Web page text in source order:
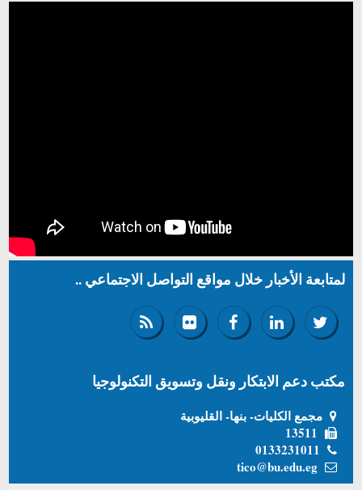
لمتابعة الأخبار خلال مواقع التواصل الاجتماعي ..
مكتب دعم الابتكار ونقل وتسويق التكنولوجيا
مجمع الكليات- بنها- القليوبية
tico@bu.edu.eg